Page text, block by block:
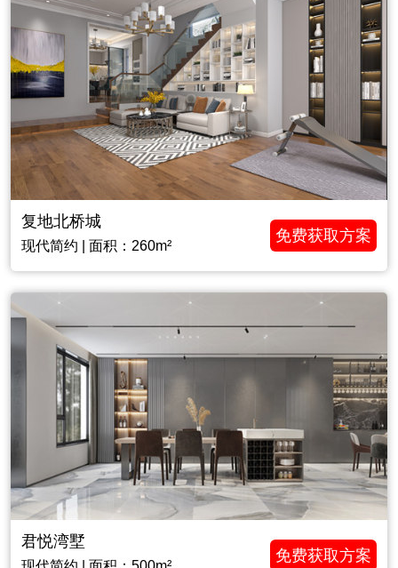
复地北桥城
现代简约 | 面积：260m²
免费获取方案
君悦湾墅
免费获取方案